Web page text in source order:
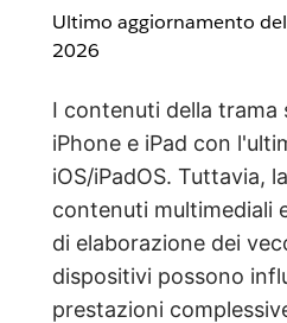
Ultimo aggiornamento
2026
I contenuti della trama
iPhone e iPad con
iOS/iPadOS. Tuttavia,
contenuti multimediali
di elaborazione dei
dispositivi possono
prestazioni